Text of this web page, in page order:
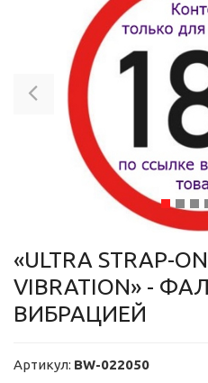
Previous
«ULTRA STRAP-
VIBRATION» -
ВИБРАЦИЕЙ
Артикул: BW-022050